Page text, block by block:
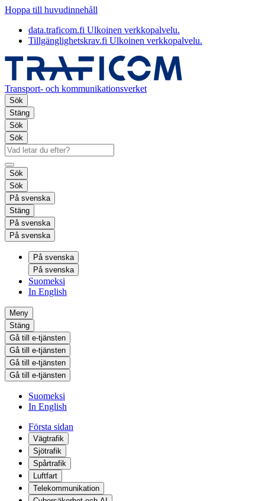
Hoppa till huvudinnehåll
data.traficom.fi Ulkoinen verkkopalvelu.
Tillgänglighetskrav.fi Ulkoinen verkkopalvelu.
Transport- och kommunikationsverket
Sök
Stäng
Sök
Sök
Sök
Sök
På svenska
Stäng
På svenska
På svenska
På svenska
På svenska
Suomeksi
In English
Meny
Stäng
Gå till e-tjänsten
Gå till e-tjänsten
Gå till e-tjänsten
Gå till e-tjänsten
Suomeksi
In English
Första sidan
Vägtrafik
Sjötrafik
Spårtrafik
Luftfart
Telekommunikation